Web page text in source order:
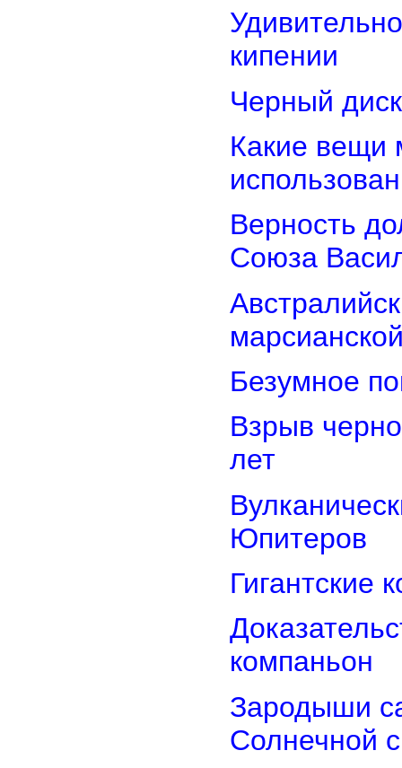
кипении
Черный
Какие вещи
Верность
Союза
Безумное
Взрыв
лет
Юпитеров
Гигантские
компаньон
Зародыши
Солнечной